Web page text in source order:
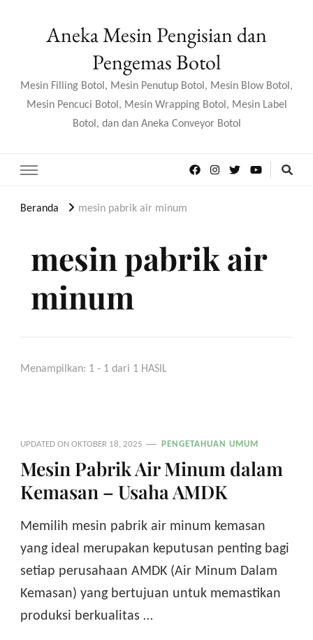
Aneka Mesin Pengisian dan
Pengemas Botol
Mesin Filling Botol, Mesin Penutup Botol, Mesin Blow Botol,
Mesin Pencuci Botol, Mesin Wrapping Botol, Mesin Label
Botol, dan dan Aneka Conveyor Botol
Beranda mesin pabrik air minum
mesin pabrik air
minum
Menampilkan: 1 - 1 dari 1 HASIL
UPDATED ONOKTOBER 18, 2025 PENGETAHUAN UMUM
Mesin Pabrik Air Minum dalam
Kemasan – Usaha AMDK
Memilih mesin pabrik air minum kemasan
yang ideal merupakan keputusan penting bagi
setiap perusahaan AMDK (Air Minum Dalam
Kemasan) yang bertujuan untuk memastikan
produksi berkualitas …